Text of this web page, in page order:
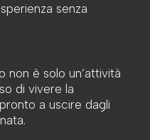
senza
non è solo un’attività
di vivere la
a uscire dagli